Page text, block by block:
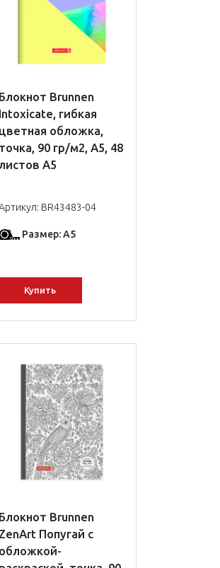
Блокнот Brunnen
Intoxicate, гибкая
цветная обложка,
точка, 90 гр/м2, A5, 48
А5
BR43483-04
Размер: А5
Купить
Блокнот Brunnen
ZenArt Попугай с
обложкой-